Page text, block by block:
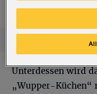
der 75. Minute mit
Unterdessen wird
„Wupper-Küchen“